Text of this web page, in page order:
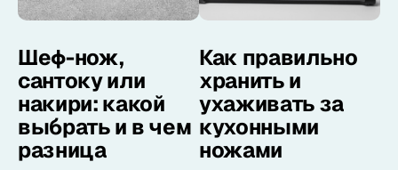
О нас
+7 (985) 682 65 26
Интернет-магазин (пн-пт 9-18)
+7 (495) 280 73 80
Интернет-магазин
Шеф-нож,
сантоку или
накири: какой
выбрать и в чем
разница
Как правильно
хранить и
ухаживать за
кухонными
ножами